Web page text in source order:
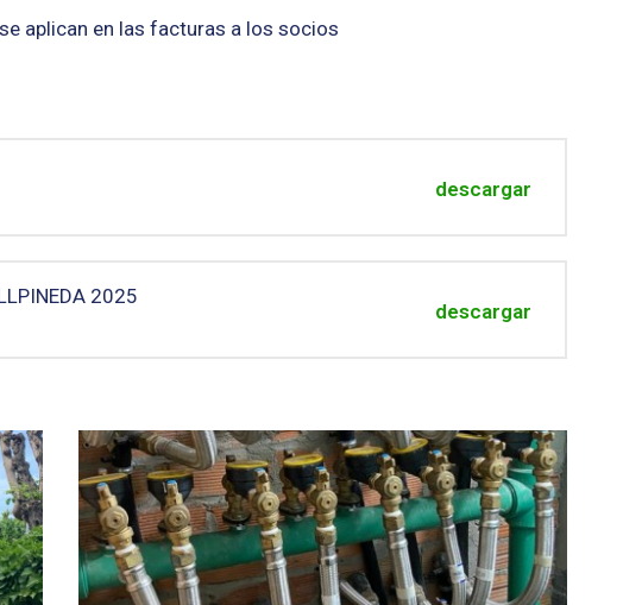
aplican en las facturas a los socios
descargar
2025
descargar